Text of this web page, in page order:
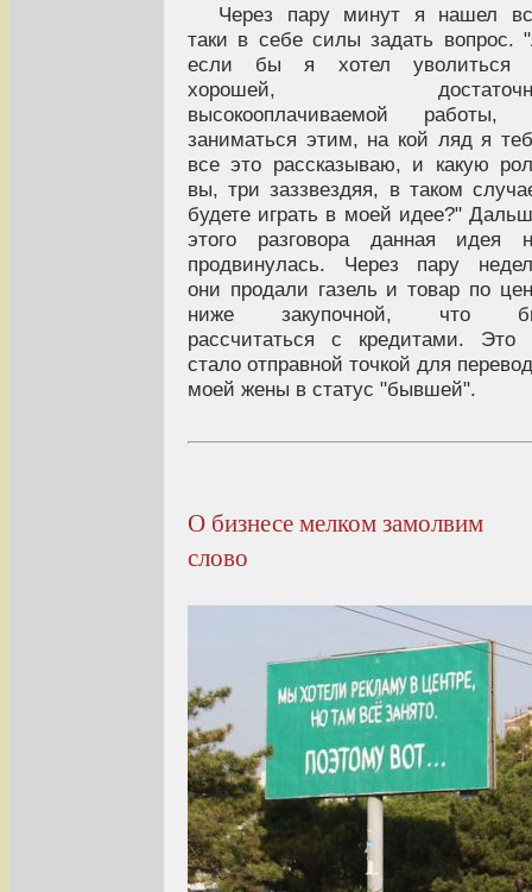
Через пару минут я нашел
таки в себе силы задать вопрос.
если бы я хотел уволиться
хорошей,
высокооплачиваемой работы,
заниматься этим, на кой ляд я
все это рассказываю, и какую
вы, три заззвездяя, в таком
будете играть в моей идее?"
этого разговора данная идея
продвинулась. Через пару
они продали газель и товар по
ниже закупочной, что
рассчитаться с кредитами. Это
стало отправной точкой для
моей жены в статус "бывшей".
О бизнесе мелком замолвим
слово